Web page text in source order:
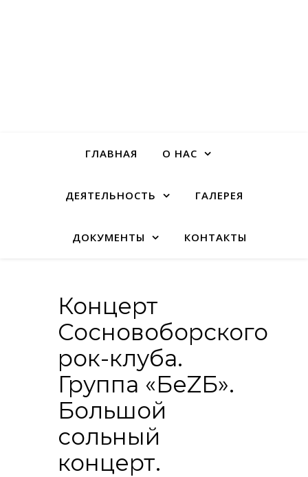
ГЛАВНАЯ О НАС
ДЕЯТЕЛЬНОСТЬ ГАЛЕРЕЯ
ДОКУМЕНТЫ КОНТАКТЫ
Концерт
Сосновоборского
рок-клуба.
Группа «БеZБ».
Большой
сольный
концерт.